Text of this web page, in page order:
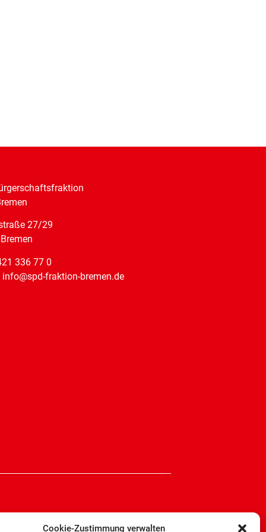
Cookie-Zustimmung verwalten
27/29
336 77 0
info@spd-fraktion-bremen.de